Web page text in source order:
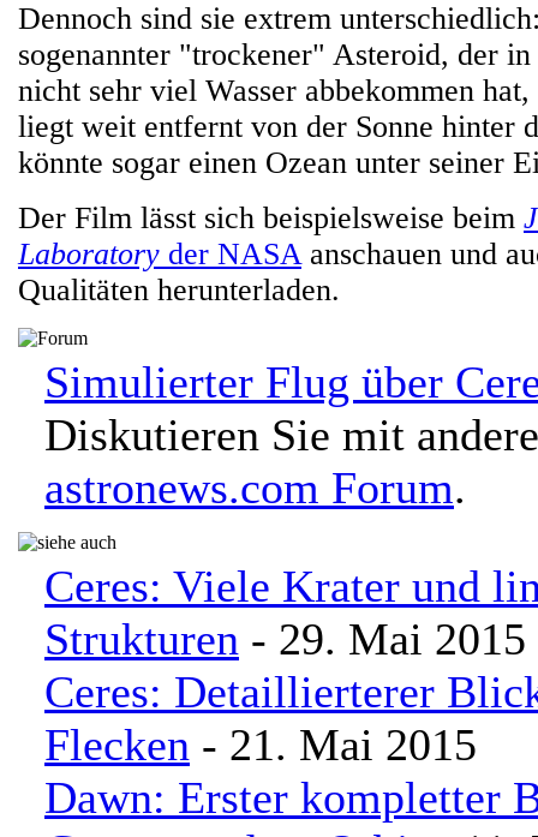
Dennoch sind sie extrem
sogenannter "trockener" Asteroid, der
nicht sehr viel Wasser abbekommen hat,
liegt weit entfernt von der Sonne hinter
könnte sogar einen Ozean unter seiner
Der Film lässt sich beispielsweise beim
Laboratory der NASAanschauen und
Qualitäten herunterladen.
Simulierter Flug über
Diskutieren Sie mit
astronews.com Forum.
Ceres: Viele Krater und
Strukturen - 29. Mai 2015
Ceres: Detaillierterer
Flecken - 21. Mai 2015
Dawn: Erster kompletter